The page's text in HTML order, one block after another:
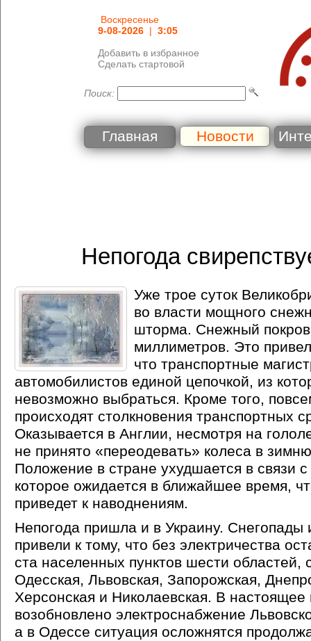
Воскресенье
9-08-2026 | 3:05
Добавить в избранное
Сделать стартовой
Поиск:
Главная Новости
Непогода
Уже трое суток
во власти мощного
шторма. Снежный
миллиметров. Это
что транспортные
автомобилистов единой цепочкой, из
невозможно выбраться. Кроме того,
происходят столкновения транспортных
Оказывается в Англии, несмотря на
не принято «переодевать» колеса в
Положение в стране ухудшается в связи
которое ожидается в ближайшее время,
приведет к наводнениям.
Непогода пришла и в Украину. Снегопады
привели к тому, что без электричества
ста населенных пунктов шести областей,
Одесская, Львовская, Запорожская,
Херсонская и Николаевская. В настоящее
возобновлено электроснабжение
а в Одессе ситуация осложнятся